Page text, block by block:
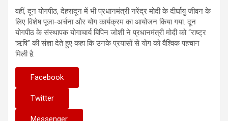
वहीं, दून योगपीठ, देहरादून में भी प्रधानमंत्री नरेंद्र मोदी के दीर्घायु जीवन के
लिए विशेष पूजा-अर्चना और योग कार्यक्रम का आयोजन किया गया. दून
योगपीठ के संस्थापक योगाचार्य बिपिन जोशी ने प्रधानमंत्री मोदी को “राष्ट्र
ऋषि” की संज्ञा देते हुए कहा कि उनके प्रयासों से योग को वैश्विक पहचान
मिली है.
Facebook
Twitter